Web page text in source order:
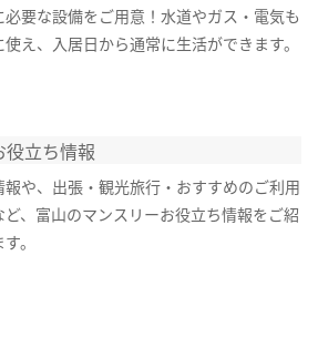
必要な設備をご用意！水道やガス・電気も
使え、入居日から通常に生活ができます。
立ち情報
報や、出張・観光旅行・おすすめのご利用
ど、富山のマンスリーお役立ち情報をご紹
。